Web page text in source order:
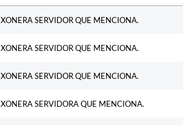
SERVIDOR QUE MENCIONA.
SERVIDOR QUE MENCIONA.
SERVIDOR QUE MENCIONA.
SERVIDORA QUE MENCIONA.